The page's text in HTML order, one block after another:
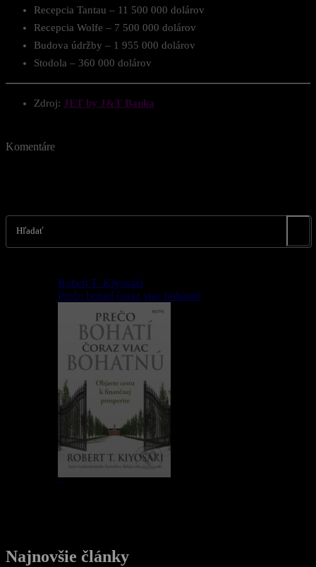
Recepcia Tantau – 11 500 000 dolárov
Recepcia Wolfe – 7 500 000 dolárov
Budova údržby – 1 955 000 dolárov
Stodola – 360 000 dolárov
Zdroj: JET by J&T Banka
Komentáre
Hľadať
Najnovšie články